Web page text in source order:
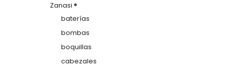
Zanasi ®
baterías
bombas
boquillas
cabezales